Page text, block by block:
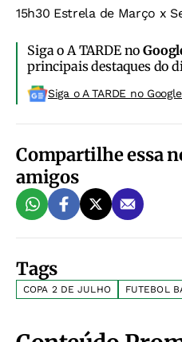
15h30 Estrela de Março x
Siga o A TARDE no
principais destaques do
Siga o A TARDE no
Compartilhe essa
amigos
Tags
COPA 2 DE JULHO FUTEBOL